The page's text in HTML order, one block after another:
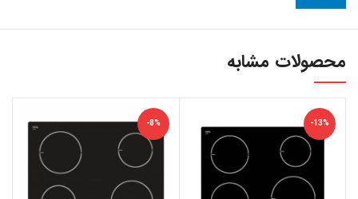
محصولات مشابه
-13%
-8%